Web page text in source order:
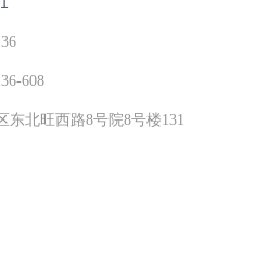
608
东北旺西路8号院8号楼131